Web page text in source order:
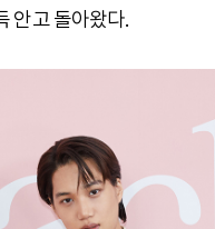
안고 돌아왔다.